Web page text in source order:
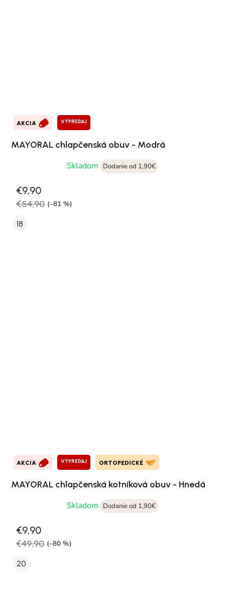
AKCIA VÝPREDAJ
MAYORAL chlapčenská obuv - Modrá
Skladom
Dodanie od 1,90€
€9,90
€54,90 (–81 %)
18
AKCIA VÝPREDAJ ORTOPEDICKÉ
MAYORAL chlapčenská kotníková obuv - Hnedá
Skladom
Dodanie od 1,90€
€9,90
€49,90 (–80 %)
20